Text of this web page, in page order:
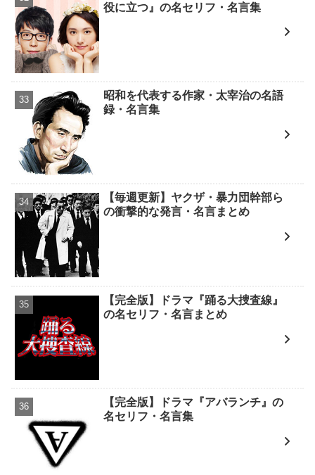
役に立つ』の名セリフ・名言集
昭和を代表する作家・太宰治の名語
録・名言集
【毎週更新】ヤクザ・暴力団幹部ら
の衝撃的な発言・名言まとめ
【完全版】ドラマ『踊る大捜査線』
の名セリフ・名言まとめ
【完全版】ドラマ『アバランチ』の
名セリフ・名言集